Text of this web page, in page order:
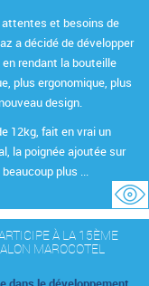
et besoins de
a décidé de développer
rendant la bouteille
plus ergonomique, plus
design.
12kg, fait en vrai un
la poignée ajoutée sur
plus ...
À LA 15ÈME
MAROCOTEL